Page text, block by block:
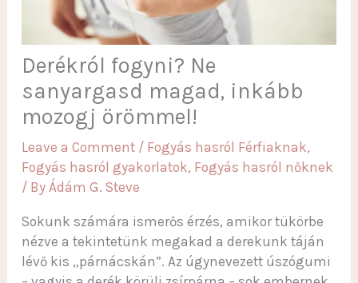
Derékról fogyni? Ne
sanyargasd magad, inkább
mozogj örömmel!
Leave a Comment / Fogyás hasról Férfiaknak,
Fogyás hasról gyakorlatok, Fogyás hasról nőknek
/ By Ádám G. Steve
Sokunk számára ismerős érzés, amikor tükörbe
nézve a tekintetünk megakad a derekunk táján
lévő kis „párnácskán”. Az úgynevezett úszógumi